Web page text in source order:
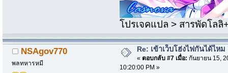
โปรเจคแปล > สารพัดโลลิ
NSAgov770
พลทหารหมี
Re: เข้าเว็บโฮ่งไฟกันได้ไหม
« ตอบกลับ #7 เมื่อ: กันยายน 15,
10:20:00 PM »